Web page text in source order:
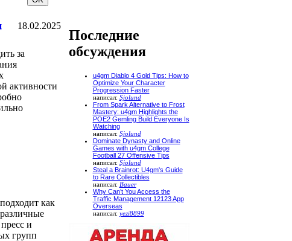
18.02.2025
за
активности
как
и
групп
Последние
обсуждения
u4gm Diablo 4 Gold Tips: How to
Optimize Your Character
Progression Faster
написал: Sjolund
From Spark Alternative to Frost
Mastery: u4gm Highlights the
POE2 Gemling Build Everyone Is
Watching
написал: Sjolund
Dominate Dynasty and Online
Games with u4gm College
Football 27 Offensive Tips
написал: Sjolund
Steal a Brainrot: U4gm's Guide
to Rare Collectibles
написал: Bauer
Why Can’t You Access the
Traffic Management 12123 App
Overseas
написал: yezi8899